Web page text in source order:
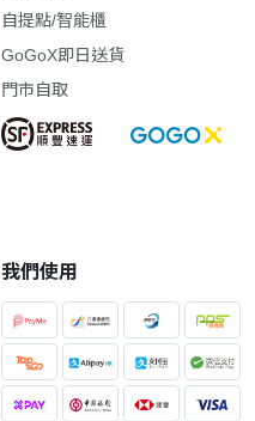
自提點/智能櫃
GoGoX即日送貨
門市自取
我們使用